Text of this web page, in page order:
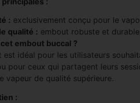
: exclusivement conçu pour le
qualité : embout robuste et
embout buccal ?
est idéal pour les utilisateurs
pour ceux qui partagent leurs
vapeur de qualité supérieure.
: